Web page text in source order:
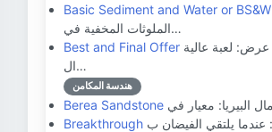
Basic Sediment and Water or BS&W
الملوثات المخفية في…
Best and Final Offer
ال…
هندسة المكامن
Berea Sandstone
Breakthrough